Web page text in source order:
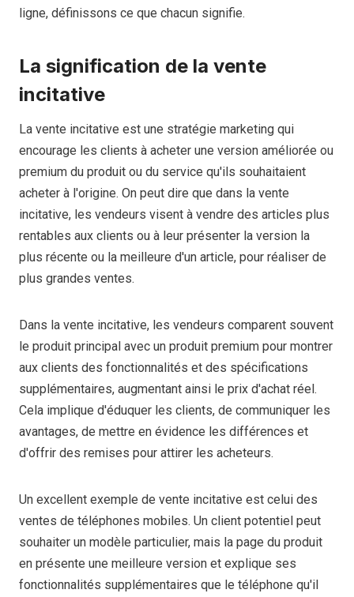
ligne, définissons ce que chacun signifie.
La signification de la vente
incitative
La vente incitative est une stratégie marketing qui
encourage les clients à acheter une version améliorée ou
premium du produit ou du service qu'ils souhaitaient
acheter à l'origine. On peut dire que dans la vente
incitative, les vendeurs visent à vendre des articles plus
rentables aux clients ou à leur présenter la version la
plus récente ou la meilleure d'un article, pour réaliser de
plus grandes ventes.
Dans la vente incitative, les vendeurs comparent souvent
le produit principal avec un produit premium pour montrer
aux clients des fonctionnalités et des spécifications
supplémentaires, augmentant ainsi le prix d'achat réel.
Cela implique d'éduquer les clients, de communiquer les
avantages, de mettre en évidence les différences et
d'offrir des remises pour attirer les acheteurs.
Un excellent exemple de vente incitative est celui des
ventes de téléphones mobiles. Un client potentiel peut
souhaiter un modèle particulier, mais la page du produit
en présente une meilleure version et explique ses
fonctionnalités supplémentaires que le téléphone qu'il